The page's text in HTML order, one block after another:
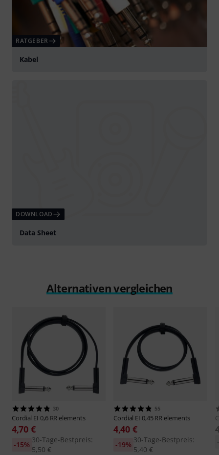
RATGEBER
Kabel
DOWNLOAD
Data Sheet
Alternativen vergleichen
30
Cordial EI 0,6 RR elements
4,70 €
30-Tage-Bestpreis:
5,50 €
-15%
55
Cordial EI 0,45 RR elements
4,40 €
30-Tage-Bestpreis:
5,40 €
-19%